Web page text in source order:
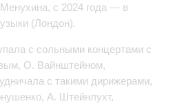
с 2024 года — в
(Лондон).
с сольными концертами с
О. Вайнштейном,
с такими дирижерами,
А. Штейнлухт,